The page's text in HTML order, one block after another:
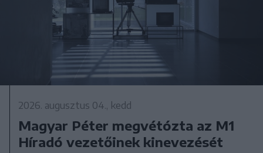
2026. augusztus 04., kedd
Magyar Péter megvétózta az M1
Híradó vezetőinek kinevezését